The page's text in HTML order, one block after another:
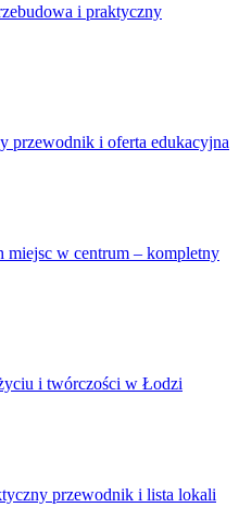
i praktyczny
przewodnik i oferta edukacyjna
miejsc w centrum – kompletny
i twórczości w Łodzi
przewodnik i lista lokali